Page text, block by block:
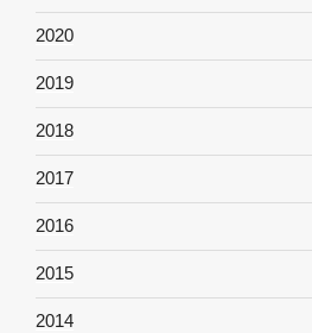
2020
2019
2018
2017
2016
2015
2014